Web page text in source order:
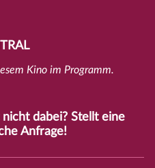
Kino im Programm.
dabei? Stellt eine
Anfrage!